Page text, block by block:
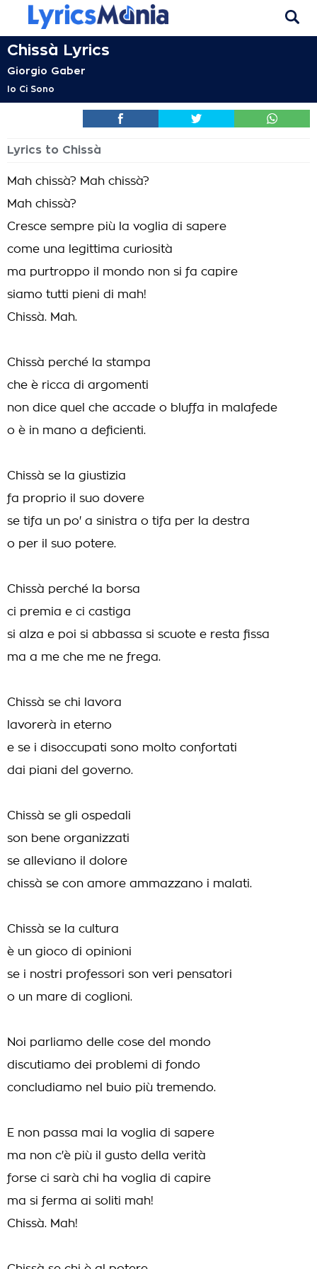
Chissà Lyrics
Giorgio Gaber
Io Ci Sono
Lyrics to Chissà
Mah chissà? Mah chissà?
Mah chissà?
Cresce sempre più la voglia di sapere
come una legittima curiosità
ma purtroppo il mondo non si fa capire
siamo tutti pieni di mah!
Chissà. Mah.
Chissà perché la stampa
che è ricca di argomenti
non dice quel che accade o bluffa in malafede
o è in mano a deficienti.
Chissà se la giustizia
fa proprio il suo dovere
se tifa un po' a sinistra o tifa per la destra
o per il suo potere.
Chissà perché la borsa
ci premia e ci castiga
si alza e poi si abbassa si scuote e resta fissa
ma a me che me ne frega.
Chissà se chi lavora
lavorerà in eterno
e se i disoccupati sono molto confortati
dai piani del governo.
Chissà se gli ospedali
son bene organizzati
se alleviano il dolore
chissà se con amore ammazzano i malati.
Chissà se la cultura
è un gioco di opinioni
se i nostri professori son veri pensatori
o un mare di coglioni.
Noi parliamo delle cose del mondo
discutiamo dei problemi di fondo
concludiamo nel buio più tremendo.
E non passa mai la voglia di sapere
ma non c'è più il gusto della verità
forse ci sarà chi ha voglia di capire
ma si ferma ai soliti mah!
Chissà. Mah!